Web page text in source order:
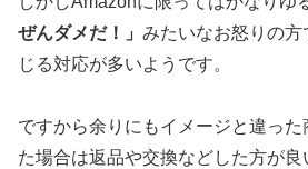
ぜんダメだ！」 みたいなお怒りの
じる対応が多いようです。
ですから余りにもイメージと違っ
た場合は返品や交換などした方が